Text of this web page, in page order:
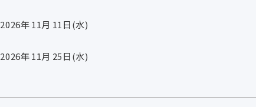
2026年11月 11 日(水)
2026年11月 25日(水)